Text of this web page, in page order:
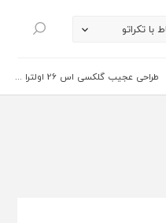
با تکراتو
جستجو
طراحی عجیب گلکسی اس 26 اولترا ...